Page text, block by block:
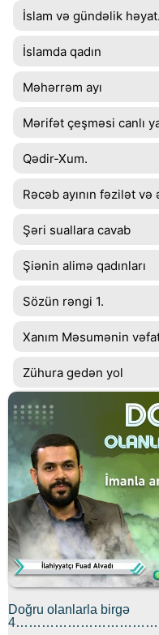
İslam və gündəlik həyat.
İslamda qadın
Məhərrəm ayı
Mərifət çeşməsi canlı
Qədir-Xum.
Rəcəb ayının fəzilət və
Şəri suallara cavab
Şiənin alimə qadınları
Sözün rəngi 1.
Xanım Məsumənin
Zühura gedən yol
Doğru olanlarla birgə